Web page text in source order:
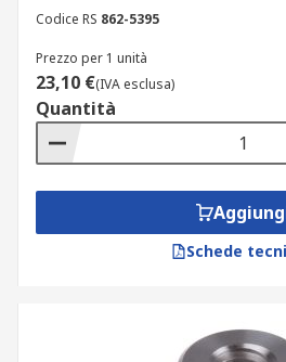
Codice RS 862-5395
Prezzo per 1 unità
23,10 €(IVA esclusa)
Quantità
Schede